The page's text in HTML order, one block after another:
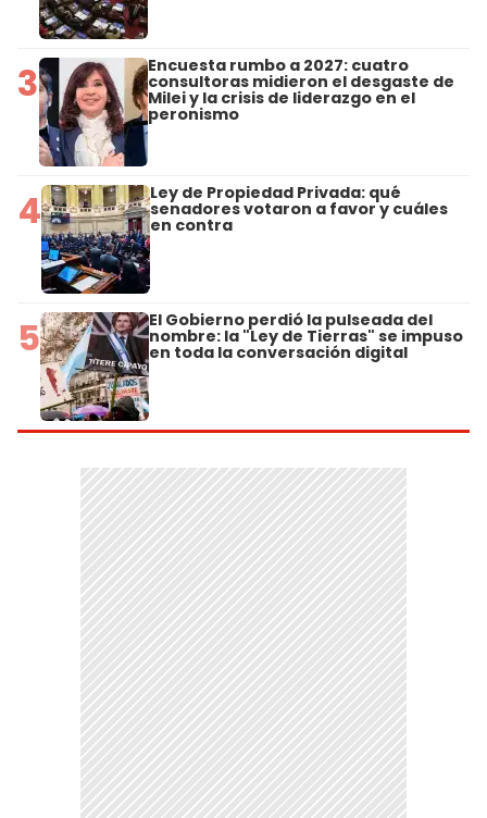
3 Encuesta rumbo a 2027: cuatro
consultoras midieron el desgaste de
Milei y la crisis de liderazgo en el
peronismo
4 Ley de Propiedad Privada: qué
senadores votaron a favor y cuáles
en contra
5 El Gobierno perdió la pulseada del
nombre: la "Ley de Tierras" se impuso
en toda la conversación digital